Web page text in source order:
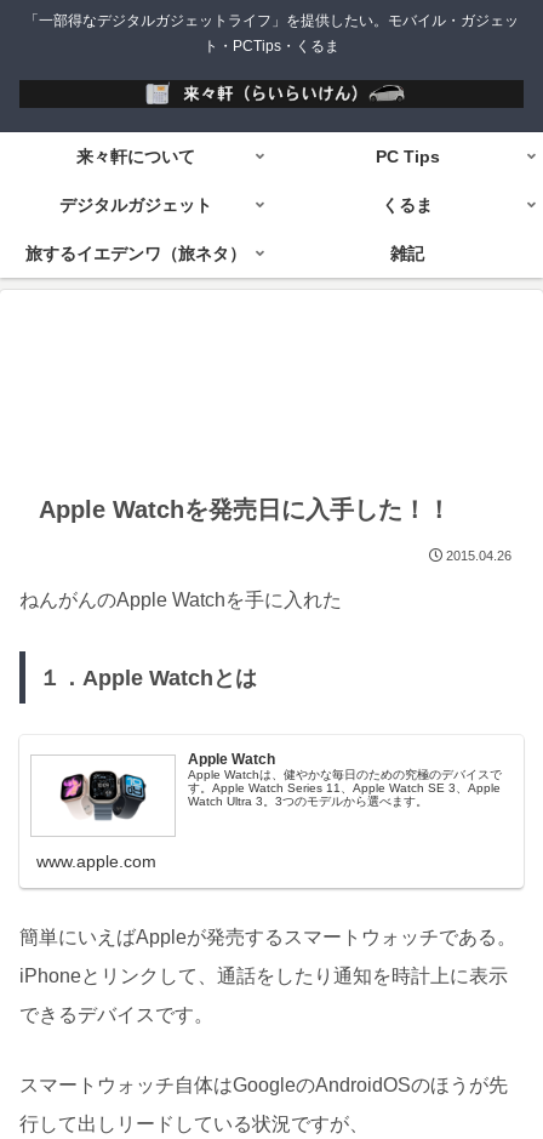
「一部得なデジタルガジェットライフ」を提供したい。モバイル・ガジェッ
ト・PCTips・くるま
来々軒について PC Tips
デジタルガジェット くるま
旅するイエデンワ（旅ネタ） 雑記
Apple Watchを発売日に入手した！！
2015.04.26
ねんがんのApple Watchを手に入れた
１．Apple Watchとは
Apple Watch
Apple Watchは、健やかな毎日のための究極のデバイスで
す。Apple Watch Series 11、Apple Watch SE 3、Apple
Watch Ultra 3。3つのモデルから選べます。
www.apple.com
簡単にいえばAppleが発売するスマートウォッチである。
iPhoneとリンクして、通話をしたり通知を時計上に表示
できるデバイスです。
スマートウォッチ自体はGoogleのAndroidOSのほうが先
行して出しリードしている状況ですが、